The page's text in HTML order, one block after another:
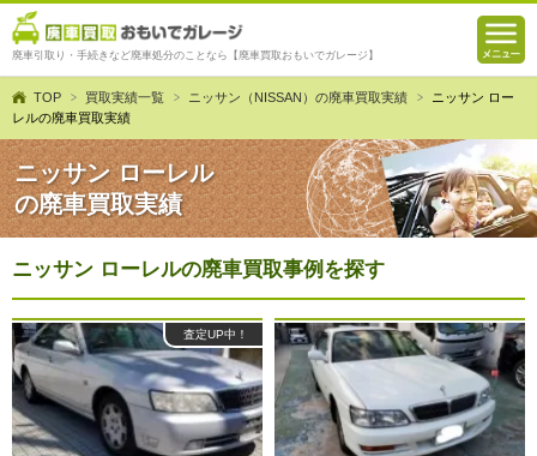
廃車引取り・手続きなど廃車処分のことなら【廃車買取おもいでガレージ】
TOP 買取実績一覧 ニッサン（NISSAN）の廃車買取実績
ニッサン ロー
レルの廃車買取実績
ニッサン ローレル
の廃車買取実績
ニッサン ローレルの廃車買取事例を探す
査定UP中！